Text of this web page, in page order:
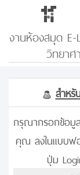
งานห้องสมุด
วิทยาศ
สำหรั
กรุณากรอกข้อมู
คุณ ลงในแบบฟ
ปุ่ม